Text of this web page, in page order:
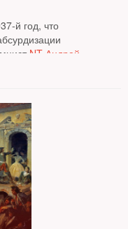
год, что
NT Андрей